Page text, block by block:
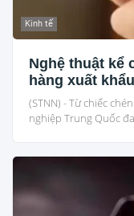
Kinh tế
Nghệ thuật kể
hàng xuất khẩu
(STNN) - Từ chiếc
nghiệp Trung Quốc